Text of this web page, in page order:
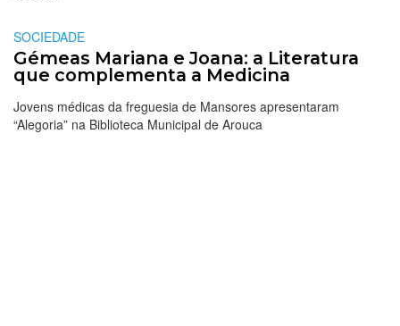
SOCIEDADE
Gémeas Mariana e Joana: a Literatura
que complementa a Medicina
Jovens médicas da freguesia de Mansores apresentaram
“Alegoria” na Biblioteca Municipal de Arouca